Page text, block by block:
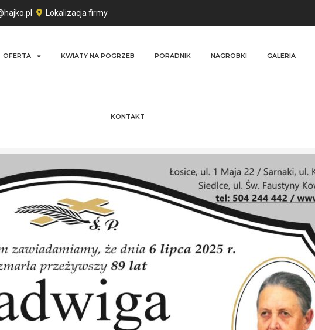
Lokalizacja firmy
OFERTA KWIATY NA POGRZEB PORADNIK NAGROBKI GALERIA
KONTAKT